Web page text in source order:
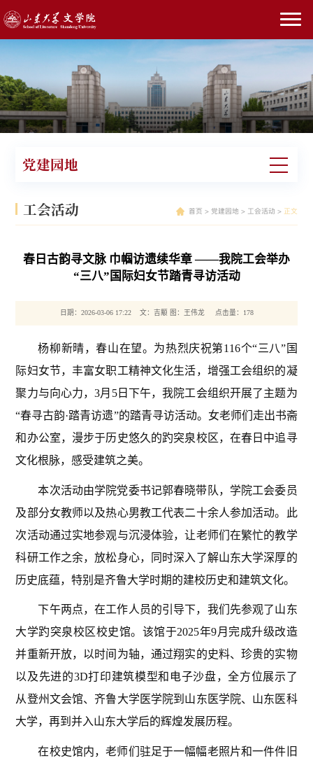
党建园地
工会活动 首页 > 党建园地> 工会活动 > 正文
春日古韵寻文脉 巾帼访遗续华章 ——我院工会举办
“三八”国际妇女节踏青寻访活动
日期：2026-03-06 17:22 文：吉颙 图：王伟龙 点击量： 178
杨柳新晴，春山在望。为热烈庆祝第116个“三八” 国
际妇女节，丰富女职工精神文化生活，增强工会组织的凝
聚力与向心力，3月 5日下午，我院工会组织开展了主题为
“春寻古韵·踏青访遗”的踏青寻访活动。女老师们走出书斋
和办公室，漫步于历史悠久的趵突泉校区，在春日中追寻
文化根脉，感受建筑之美。
本次活动由学院党委书记郭春晓带队，学院工会委员
及部分女教师以及热心男教工代表二十余人参加活动。此
次活动通过实地参观与沉浸体验，让老师们在繁忙的教学
科研工作之余，放松身心，同时深入了解山东大学深厚的
历史底蕴，特别是齐鲁大学时期的建校历史和建筑文化。
下午两点，在工作人员的引导下，我们先参观了山东
大学趵突泉校区校史馆。该馆于2025年9月完成升级改造
并重新开放，以时间为轴，通过翔实的史料、珍贵的实物
以及先进的3D打印建筑模型和电子沙盘，全方位展示了
从登州文会馆、齐鲁大学医学院到山东医学院、山东医科
大学，再到并入山东大学后的辉煌发展历程。
在校史馆内，老师们驻足于一幅幅老照片和一件件旧